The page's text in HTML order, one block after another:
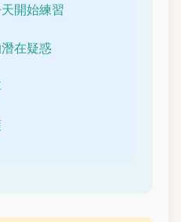
開始練習
在疑惑